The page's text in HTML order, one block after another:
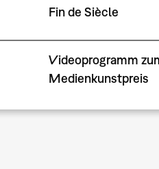
Fin de Siècle
Videoprogramm
Medienkunstpreis